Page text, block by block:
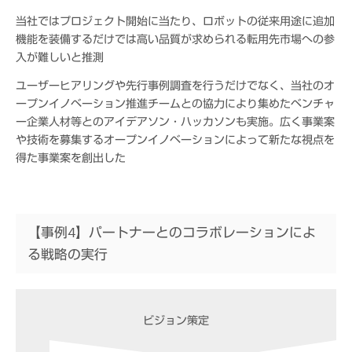
当社ではプロジェクト開始に当たり、ロボットの従来用途に追加
機能を装備するだけでは高い品質が求められる転用先市場への参
入が難しいと推測
ユーザーヒアリングや先行事例調査を行うだけでなく、当社のオ
ープンイノベーション推進チームとの協力により集めたベンチャ
ー企業人材等とのアイデアソン・ハッカソンも実施。広く事業案
や技術を募集するオープンイノベーションによって新たな視点を
得た事業案を創出した
【事例4】パートナーとのコラボレーションによ
る戦略の実行
ビジョン策定